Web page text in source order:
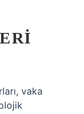
vaka